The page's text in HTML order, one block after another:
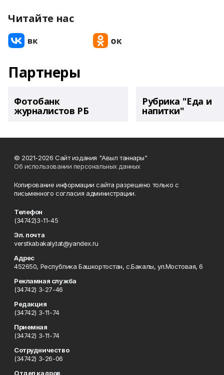
Читайте нас
Партнеры
Фотобанк
журналистов РБ
Рубрика "Еда и
напитки"
© 2021-2026 Сайт издания "Авыл таннары"
Об использовании персональных данных
Копирование информации сайта разрешено только с
письменного согласия администрации.
Телефон
(34742)3-11-45
Эл. почта
verstkabakaly.tat@yandex.ru
Адрес
452650, Республика Башкортостан, с.Бакалы, ул.Мостовая, 6
Рекламная служба
(34742) 3-27-46
Редакция
(34742) 3-11-74
Приемная
(34742) 3-11-74
Сотрудничество
(34742) 3-26-06
Отдел кадров